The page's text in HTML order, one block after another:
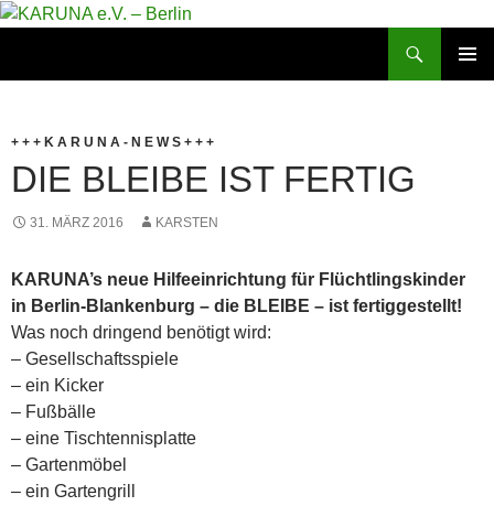
Zum
+ + + K A R U N A - N E W S + + +
DIE BLEIBE IST FERTIG
31. MÄRZ 2016 KARSTEN
KARUNA’s neue Hilfeeinrichtung für Flüchtlingskinder
in Berlin-Blankenburg – die BLEIBE – ist fertiggestellt!
Was noch dringend benötigt wird:
– Gesellschaftsspiele
– ein Kicker
– Fußbälle
– eine Tischtennisplatte
– Gartenmöbel
– ein Gartengrill